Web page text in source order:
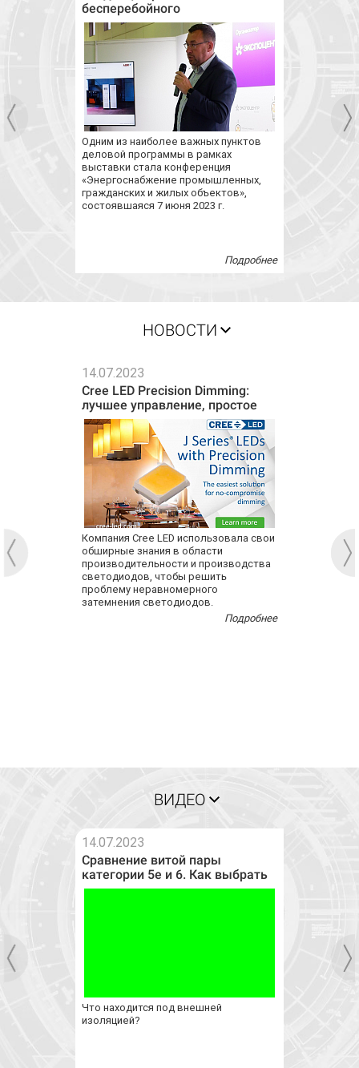
бесперебойного
энергоснабжения обсудили в
рамках деловой программы
Одним из наиболее важных пунктов
деловой программы в рамках
выставки стала конференция
«Энергоснабжение промышленных,
гражданских и жилых объектов»,
состоявшаяся 7 июня 2023 г.
Подробнее
НОВОСТИ
14.07.2023
Cree LED Precision Dimming:
лучшее управление, простое
объединение
Компания Cree LED использовала свои
обширные знания в области
производительности и производства
светодиодов, чтобы решить
проблему неравномерного
затемнения светодиодов.
Подробнее
ВИДЕО
14.07.2023
Сравнение витой пары
категории 5e и 6. Как выбрать
витую пару?
Что находится под внешней
изоляцией?